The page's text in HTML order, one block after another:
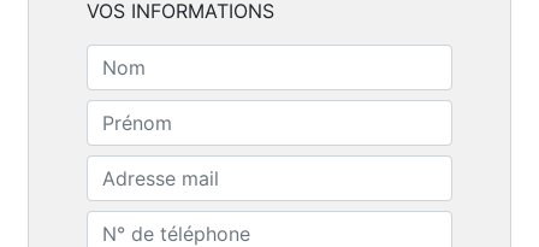
VOS INFORMATIONS